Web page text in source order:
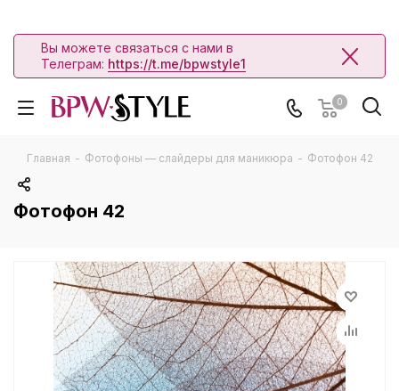
Вы можете связаться с нами в
Телеграм: https://t.me/bpwstyle1
0
Главная - Фотофоны — слайдеры для маникюра - Фотофон 42
Фотофон 42